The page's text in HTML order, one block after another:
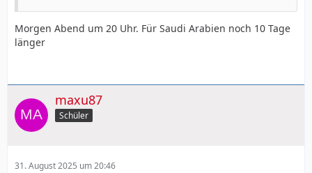
Morgen Abend um 20 Uhr. Für Saudi Arabien noch 10 Tage
länger
maxu87
Schüler
31. August 2025 um 20:46